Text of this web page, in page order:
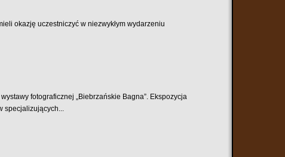
okazję uczestniczyć w niezwykłym wydarzeniu
fotograficznej „Biebrzańskie Bagna”. Ekspozycja